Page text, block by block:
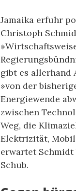
Jamaika erfuhr
Christoph
gibt es allerhand
»von der
Energiewende
zwischen
Weg, die
Elektrizität,
erwartet Schmidt
Schub.